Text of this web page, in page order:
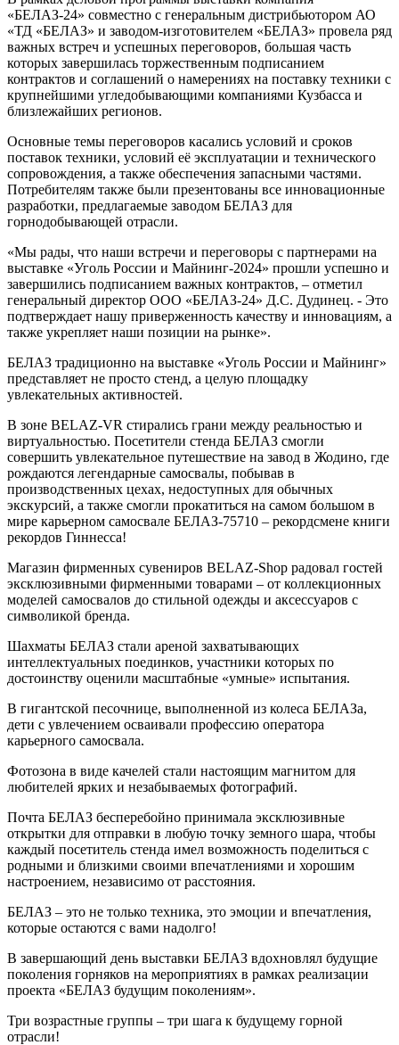
«БЕЛАЗ-24» совместно с генеральным дистрибьютором АО
«ТД «БЕЛАЗ» и заводом-изготовителем «БЕЛАЗ» провела ряд
важных встреч и успешных переговоров, большая часть
которых завершилась торжественным подписанием
контрактов и соглашений о намерениях на поставку техники с
крупнейшими угледобывающими компаниями Кузбасса и
близлежайших регионов.
Основные темы переговоров касались условий и сроков
поставок техники, условий её эксплуатации и технического
сопровождения, а также обеспечения запасными частями.
Потребителям также были презентованы все инновационные
разработки, предлагаемые заводом БЕЛАЗ для
горнодобывающей отрасли.
«Мы рады, что наши встречи и переговоры с партнерами на
выставке «Уголь России и Майнинг-2024» прошли успешно и
завершились подписанием важных контрактов, – отметил
генеральный директор ООО «БЕЛАЗ-24» Д.С. Дудинец. - Это
подтверждает нашу приверженность качеству и инновациям, а
также укрепляет наши позиции на рынке».
БЕЛАЗ традиционно на выставке «Уголь России и Майнинг»
представляет не просто стенд, а целую площадку
увлекательных активностей.
В зоне BELAZ-VR стирались грани между реальностью и
виртуальностью. Посетители стенда БЕЛАЗ смогли
совершить увлекательное путешествие на завод в Жодино, где
рождаются легендарные самосвалы, побывав в
производственных цехах, недоступных для обычных
экскурсий, а также смогли прокатиться на самом большом в
мире карьерном самосвале БЕЛАЗ-75710 – рекордсмене книги
рекордов Гиннесса!
Магазин фирменных сувениров BELAZ-Shop радовал гостей
эксклюзивными фирменными товарами – от коллекционных
моделей самосвалов до стильной одежды и аксессуаров с
символикой бренда.
Шахматы БЕЛАЗ стали ареной захватывающих
интеллектуальных поединков, участники которых по
достоинству оценили масштабные «умные» испытания.
В гигантской песочнице, выполненной из колеса БЕЛАЗа,
дети с увлечением осваивали профессию оператора
карьерного самосвала.
Фотозона в виде качелей стали настоящим магнитом для
любителей ярких и незабываемых фотографий.
Почта БЕЛАЗ бесперебойно принимала эксклюзивные
открытки для отправки в любую точку земного шара, чтобы
каждый посетитель стенда имел возможность поделиться с
родными и близкими своими впечатлениями и хорошим
настроением, независимо от расстояния.
БЕЛАЗ – это не только техника, это эмоции и впечатления,
которые остаются с вами надолго!
В завершающий день выставки БЕЛАЗ вдохновлял будущие
поколения горняков на мероприятиях в рамках реализации
проекта «БЕЛАЗ будущим поколениям».
Три возрастные группы – три шага к будущему горной
отрасли!